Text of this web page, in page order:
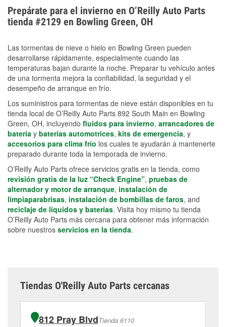
el sobrecalentamiento en condiciones de frío
extremo. Aprende cómo comprobar la protección
anticongelante en nuestra sección How-To.
Prepárate para el invierno en O’Reilly Auto Parts
tienda #2129 en Bowling Green, OH
Las tormentas de nieve o hielo en Bowling Green pueden
desarrollarse rápidamente, especialmente cuando las
temperaturas bajan durante la noche. Preparar tu vehículo antes
de una tormenta mejora la confiabilidad, la seguridad y el
desempeño de arranque en frío.
Los suministros para tormentas de nieve están disponibles en tu
tienda local de O’Reilly Auto Parts 892 South Main en Bowling
Green, OH, incluyendo fluidos para invierno, arrancadores de
batería y baterías automotrices, kits de emergencia, y
accesorios para clima frío los cuales te ayudarán a mantenerte
preparado durante toda la temporada de invierno.
O’Reilly Auto Parts ofrece servicios gratis en la tienda, como
revisión gratis de la luz “Check Engine”, pruebas de
alternador y motor de arranque, instalación de
limpiaparabrisas, instalación de bombillas de faros, and
reciclaje de líquidos y baterías. Visita hoy mismo tu tienda
O’Reilly Auto Parts más cercana para obtener más información
sobre nuestros servicios en la tienda.
Tiendas O'Reilly Auto Parts cercanas
812 Pray BlvdTienda 6110